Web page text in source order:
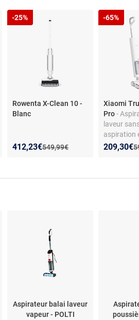
Rowenta X-Clean 10 -
Blanc
Ancien prix :
549,99€
Nouveau prix :
412,23€
Réduction de :
-25%
Xiaomi
Pro-
laveur
aspiration
détection
Nouveau
209,30€
-65%
Aspirateur balai laveur
vapeur - POLTI